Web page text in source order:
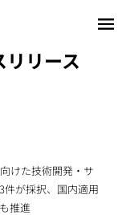
リリース
けた技術開発・サ
件が採択、国内適用
推進